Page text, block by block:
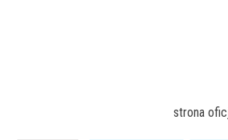
strona